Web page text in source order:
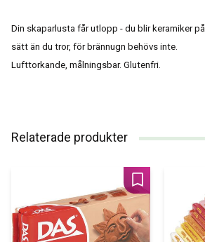
Din skaparlusta får utlopp - du blir keramiker
sätt än du tror, för brännugn behövs inte.
Lufttorkande, målningsbar. Glutenfri.
Relaterade produkter
Lägg till i